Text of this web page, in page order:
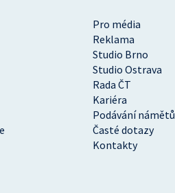
Pro média
Reklama
Studio Brno
Studio Ostrava
Rada ČT
Kariéra
Podávání námětů
Časté dotazy
Kontakty